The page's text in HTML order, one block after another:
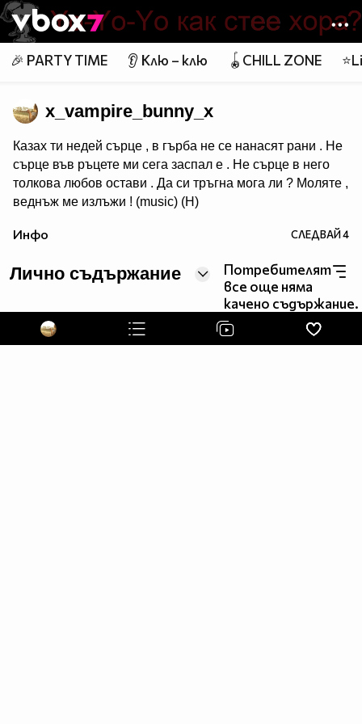
Member of
👾
🎉 PARTY TIME 👂 Клю – клю 🪀CHILL ZONE
x_vampire_bunny_x
Казах ти недей сърце , в гърба не се нанасят рани . Не
сърце във ръцете ми сега заспал е . Не сърце в него
толкова любов остави . Да си тръгна мога ли ? Моляте ,
веднъж ме излъжи ! (music) (H)
Инфо СЛЕДВАЙ4
Лично съдържание
Потребителят
все още няма
качено съдържание.